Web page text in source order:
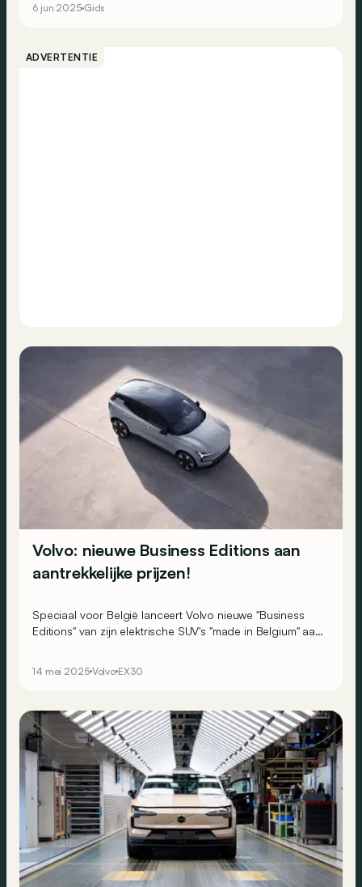
6 jun 2025 Gids
ADVERTENTIE
Volvo: nieuwe Business Editions aan
aantrekkelijke prijzen!
Speciaal voor België lanceert Volvo nieuwe "Business
Editions" van zijn elektrische SUV's "made in Belgium" aan
14 mei 2025 Volvo EX30